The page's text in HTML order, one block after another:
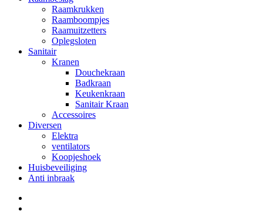
Raamkrukken
Raamboompjes
Raamuitzetters
Oplegsloten
Sanitair
Kranen
Douchekraan
Badkraan
Keukenkraan
Sanitair Kraan
Accessoires
Diversen
Elektra
ventilators
Koopjeshoek
Huisbeveiliging
Anti inbraak